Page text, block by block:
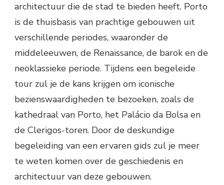
architectuur die de stad te bieden heeft. Porto
is de thuisbasis van prachtige gebouwen uit
verschillende periodes, waaronder de
middeleeuwen, de Renaissance, de barok en de
neoklassieke periode. Tijdens een begeleide
tour zul je de kans krijgen om iconische
bezienswaardigheden te bezoeken, zoals de
kathedraal van Porto, het Palácio da Bolsa en
de Clerigos-toren. Door de deskundige
begeleiding van een ervaren gids zul je meer
te weten komen over de geschiedenis en
architectuur van deze gebouwen.